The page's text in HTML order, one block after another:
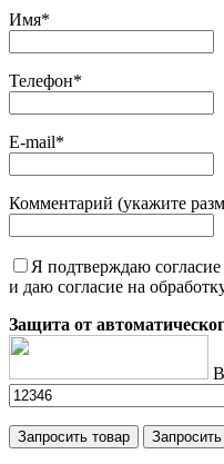
Имя*
Телефон*
E-mail*
Комментарий (укажите
Я подтверждаю согласие
и даю согласие на
Защита от